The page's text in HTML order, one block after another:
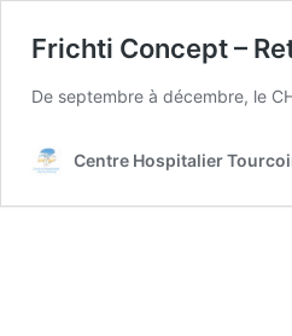
Frichti Concept –
De septembre à décembre, le
Centre Hospitalier